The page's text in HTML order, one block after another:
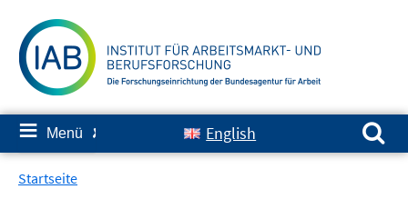
zum
Inhalt
≡ Menü ✘ English
Suchen nach:
Startseite